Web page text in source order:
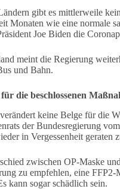
gibt es mittlerweile
Monaten wie eine normale
Joe Biden die
meint die Regierung
und Bahn.
die beschlossenen
keine Belge für die
der Bundesregierung
in Vergessenheit geraten
zwischen OP-Maske
zu empfehlen, eine
kann sogar schädlich sein.